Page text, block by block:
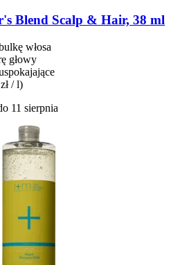
Blend Scalp & Hair, 38 ml
włosa
głowy
/ l)
11 sierpnia